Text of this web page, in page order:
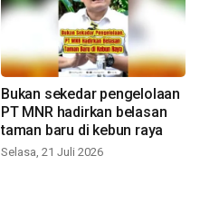
Bukan sekedar pengelolaan
PT MNR hadirkan belasan
taman baru di kebun raya
Selasa, 21 Juli 2026